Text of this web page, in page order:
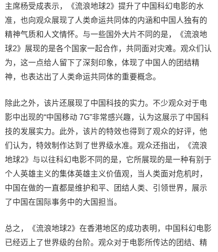
主席杨受成表示，《流浪地球2》提升了中国科幻电影的水
准，也向观众展现了人类命运共同体的内涵和中国人独有的
精神气质和人文情怀。与一些国外大片不同的是，《流浪地
球2》展现的是各个国家一起合作，共同面对灾难。观众们认
为，这一点给人留下了深刻印象，体现了中国人的团结精
神，也表达出了人类命运共同体的重要概念。
除此之外，该片还展现了中国科技的实力。不少观众对于电
影中出现的“中国移动 7G”非常感兴趣，认为这展示了中国科
技的发展实力。此外，该片的特效也得到了观众的好评，他
们认为，特效制作达到了世界级水准。观众还指出，《流浪
地球2》与以往科幻电影不同的是，它所展现的是一种有别于
个人英雄主义的集体英雄主义价值观，当人类面对危机时，
中国在做的一直都是维护和平、团结人类、引领世界，展示
了中国在国际事务中的大国担当。
总之，《流浪地球2》在香港地区的成功表明，中国科幻电影
已经迈上了世界级的台阶。观众对于电影所传达的团结、精